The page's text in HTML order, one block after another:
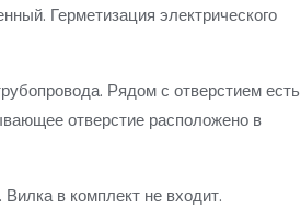
Герметизация электрического
Рядом с отверстием есть
отверстие расположено в
в комплект не входит.